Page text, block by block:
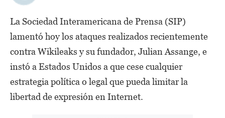
La Sociedad Interamericana de Prensa (SIP)
lamentó hoy los ataques realizados recientemente
contra Wikileaks y su fundador, Julian Assange, e
instó a Estados Unidos a que cese cualquier
estrategia política o legal que pueda limitar la
libertad de expresión en Internet.